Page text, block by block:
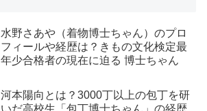
水野さあや（着物博士ちゃん）のプロ
フィールや経歴は？きもの文化検定最
年少合格者の現在に迫る 博士ちゃん
河本陽向とは？3000丁以上の包丁を研